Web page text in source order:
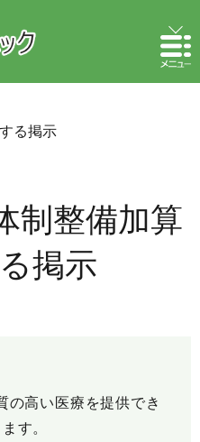
る掲示
制整備加算
掲示
の高い医療を提供でき
す。